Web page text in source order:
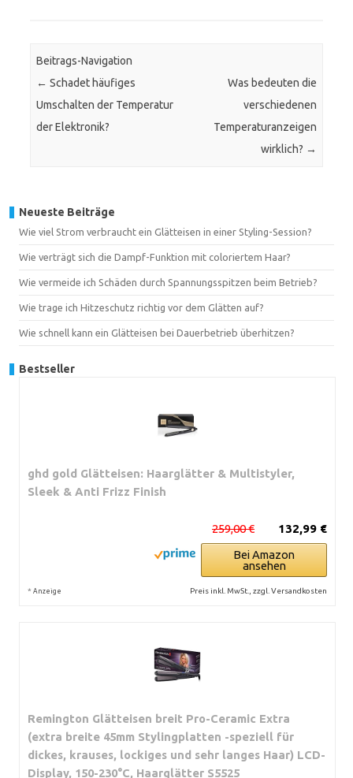
Beitrags-Navigation
← Schadet häufiges
Umschalten der Temperatur
der Elektronik?
Was bedeuten die
verschiedenen
Temperaturanzeigen
wirklich? →
Neueste Beiträge
Wie viel Strom verbraucht ein Glätteisen in einer Styling-Session?
Wie verträgt sich die Dampf-Funktion mit coloriertem Haar?
Wie vermeide ich Schäden durch Spannungsspitzen beim Betrieb?
Wie trage ich Hitzeschutz richtig vor dem Glätten auf?
Wie schnell kann ein Glätteisen bei Dauerbetrieb überhitzen?
Bestseller
ghd gold Glätteisen: Haarglätter & Multistyler,
Sleek & Anti Frizz Finish
132,99 €
259,00 €
Bei Amazon
ansehen
* Anzeige Preis inkl. MwSt., zzgl. Versandkosten
Remington Glätteisen breit Pro-Ceramic Extra
(extra breite 45mm Stylingplatten -speziell für
dickes, krauses, lockiges und sehr langes Haar) LCD-
Display, 150-230°C, Haarglätter S5525